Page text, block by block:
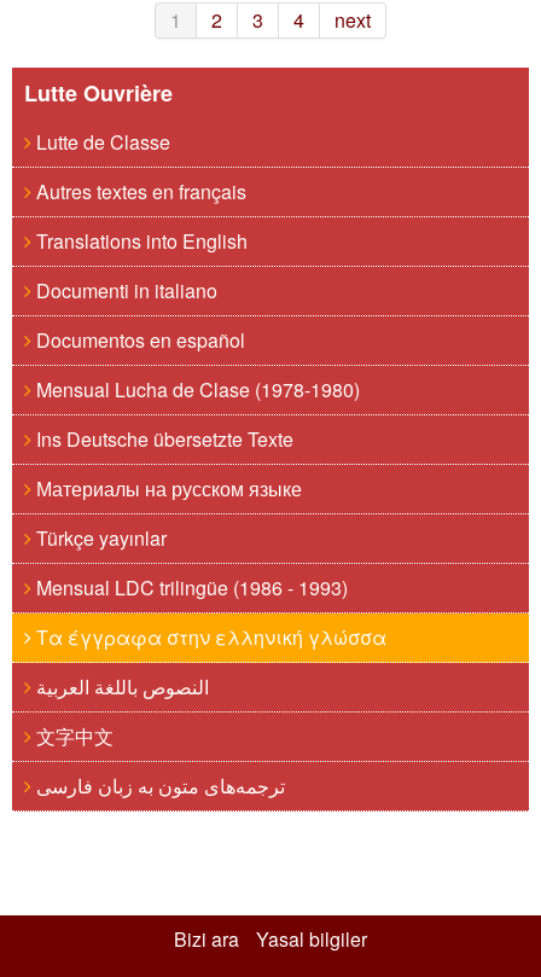
1 2 3 4 next
Lutte Ouvrière
Lutte de Classe
Autres textes en français
Translations into English
Documenti in italiano
Documentos en español
Mensual Lucha de Clase (1978-1980)
Ins Deutsche übersetzte Texte
Материалы на русском языке
Türkçe yayınlar
Mensual LDC trilingüe (1986 - 1993)
Τα έγγραφα στην ελληνική γλώσσα
النصوص باللغة العربية
文字中文
ترجمه‌های متون به زبان فارسی
Bizi ara Yasal bilgiler